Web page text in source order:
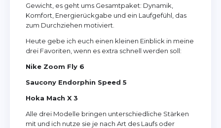
Gewicht, es geht ums Gesamtpaket: Dynamik,
Komfort, Energierückgabe und ein Laufgefühl, das
zum Durchziehen motiviert.
Heute gebe ich euch einen kleinen Einblick in meine
drei Favoriten, wenn es extra schnell werden soll:
Nike Zoom Fly 6
Saucony Endorphin Speed 5
Hoka Mach X 3
Alle drei Modelle bringen unterschiedliche Stärken
mit und ich nutze sie je nach Art des Laufs oder